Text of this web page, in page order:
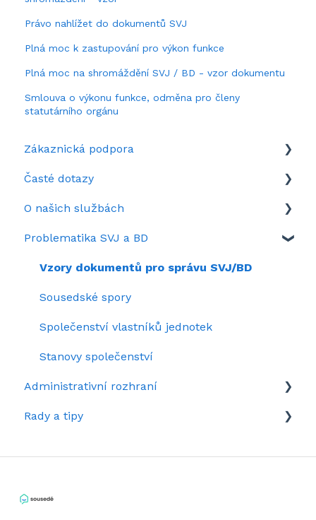
Právo nahlížet do dokumentů SVJ
Plná moc k zastupování pro výkon funkce
Plná moc na shromáždění SVJ / BD - vzor dokumentu
Smlouva o výkonu funkce, odměna pro členy
statutárního orgánu
Zákaznická podpora
Když si nevíte rady
Představení portálu SousedéCZ
Nastavení portálu SousedéCZ
Kolik stojí SousedéCZ
Časté dotazy
Aktuálně zrovna hledáte
Často se ptáte
O našich službách
Služby na Sousedé.cz
Záznamy webinářů
Problematika SVJ a BD
Vzory dokumentů pro správu SVJ/BD
Sousedské spory
Společenství vlastníků jednotek
Stanovy společenství
Administrativní rozhraní
Rozhraní domu v kostce
Rady a tipy